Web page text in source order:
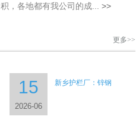
积，各地都有我公司的成... >>
更多>>
15
2026-06
新乡护栏厂：锌钢